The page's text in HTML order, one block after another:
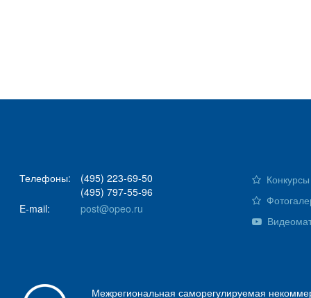
Телефоны:
(495) 223-69-50
(495) 797-55-96
E-mail:
post@opeo.ru
Межрегиональная саморегулируемая